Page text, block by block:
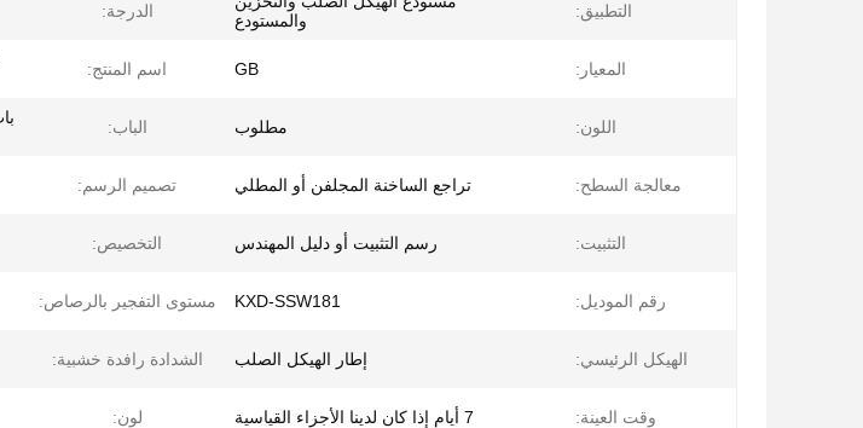
التطبيق:
والمستودع
الدرجة:
المعيار: GB اسم المنتج:
اللون: مطلوب الباب:
معالجة السطح: تراجع الساخنة المجلفن أو المطلي تصميم الرسم:
التثبيت: رسم التثبيت أو دليل المهندس التخصيص:
رقم الموديل: KXD-SSW181 مستوى التفجير بالرصاص:
الهيكل الرئيسي: إطار الهيكل الصلب الشدادة رافدة خشبية:
وقت العينة: 7 أيام إذا كان لدينا الأجزاء القياسية لون: